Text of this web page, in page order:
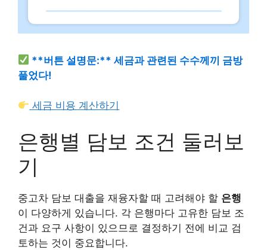
**버튼 설명문:** 세금과 관련된 수수께끼 금방
풀었다!
세금 비용 계산하기
은행별 담보 조건 둘러보
기
중고차 담보 대출을 재융자할 때 고려해야 할 은행
이 다양하게 있습니다. 각 은행마다 고유한 담보 조
건과 요구 사항이 있으므로 결정하기 전에 비교 검
토하는 것이 중요합니다.